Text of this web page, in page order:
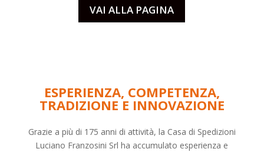
VAI ALLA PAGINA
ESPERIENZA, COMPETENZA,
TRADIZIONE E INNOVAZIONE
Grazie a più di 175 anni di attività, la Casa di Spedizioni
Luciano Franzosini Srl ha accumulato esperienza e